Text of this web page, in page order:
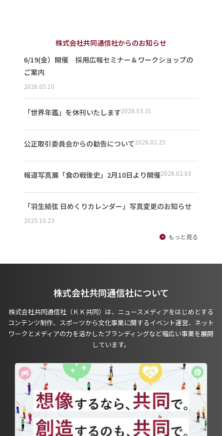
株式会社共同通信社からのお知らせ
6/19(金）開催 採用広報セミナー＆ワークショップの
ご案内
2026.05.10
「世界年鑑」を休刊いたします2026.03.31
公正取引委員会からの勧告について2026.02.25
報道写真展「食の戦後史」2月10日より開催2026.02.03
「羽生結弦 日めくりカレンダー」写真変更のお知らせ
2025.10.23
もっと見る
株式会社共同通信社について
株式会社共同通信社（ＫＫ共同）は、ニュースメディアをはじめとする
コンテンツ制作、スポーツから文化事業に関するイベント運営、ネット
ワークとメディアの力を活かしたブランディングなど幅広い事業を展開
しています。